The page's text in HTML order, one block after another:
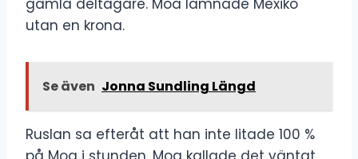
utan en krona.
Se även Jonna Sundling Längd
Ruslan sa efteråt att han inte litade 100 %